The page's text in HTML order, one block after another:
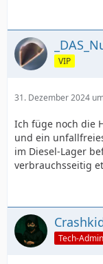
VIP
31. Dezember 2024
Ich füge noch die
und ein
im Diesel-Lager
verbrauchsseitig
Tech-Admin